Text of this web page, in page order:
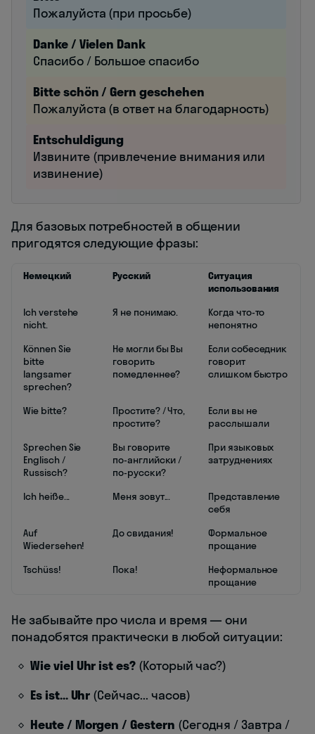
Пожалуйста (при просьбе)
Danke / Vielen Dank
Спасибо / Большое спасибо
Bitte schön / Gern geschehen
Пожалуйста (в ответ на благодарность)
Entschuldigung
Извините (привлечение внимания или
извинение)
Для базовых потребностей в общении
пригодятся следующие фразы:
Немецкий Русский
Ситуация
использования
Ich verstehe
nicht.
Я не понимаю.
Когда что-то
непонятно
Können Sie
bitte
langsamer
sprechen?
Не могли бы Вы
говорить
помедленнее?
Если собеседник
говорит
слишком быстро
Wie bitte?
Простите? / Что,
простите?
Если вы не
расслышали
Sprechen Sie
Englisch /
Russisch?
Вы говорите
по-английски /
по-русски?
При языковых
затруднениях
Ich heiße... Меня зовут...
Представление
себя
Auf
Wiedersehen!
До свидания!
Формальное
прощание
Tschüss!
Пока!
Неформальное
прощание
Не забывайте про числа и время — они
понадобятся практически в любой ситуации:
Wie viel Uhr ist es? (Который час?)
Es ist... Uhr (Сейчас... часов)
Heute / Morgen / Gestern (Сегодня / Завтра /